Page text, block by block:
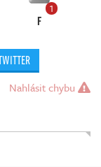
1
F
Nahlásit chybu